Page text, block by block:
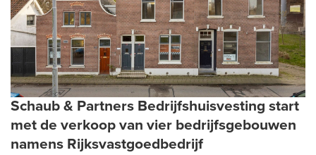
Schaub & Partners Bedrijfshuisvesting start
met de verkoop van vier bedrijfsgebouwen
namens Rijksvastgoedbedrijf